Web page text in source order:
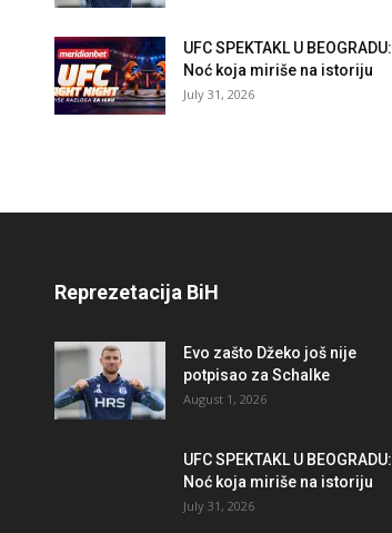
UFC SPEKTAKL U BEOGRADU:
Noć koja miriše na istoriju
July 31, 2026
Reprezetacija BiH
Evo zašto Džeko još nije
potpisao za Schalke
August 1, 2026
UFC SPEKTAKL U BEOGRADU:
Noć koja miriše na istoriju
July 31, 2026